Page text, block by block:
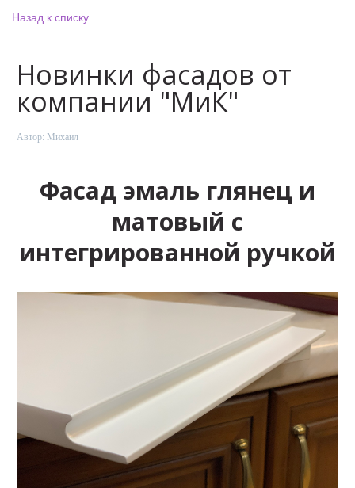
Назад к списку
Новинки фасадов от
компании "МиК"
Автор: Михаил
Фасад эмаль глянец и
матовый с
интегрированной ручкой